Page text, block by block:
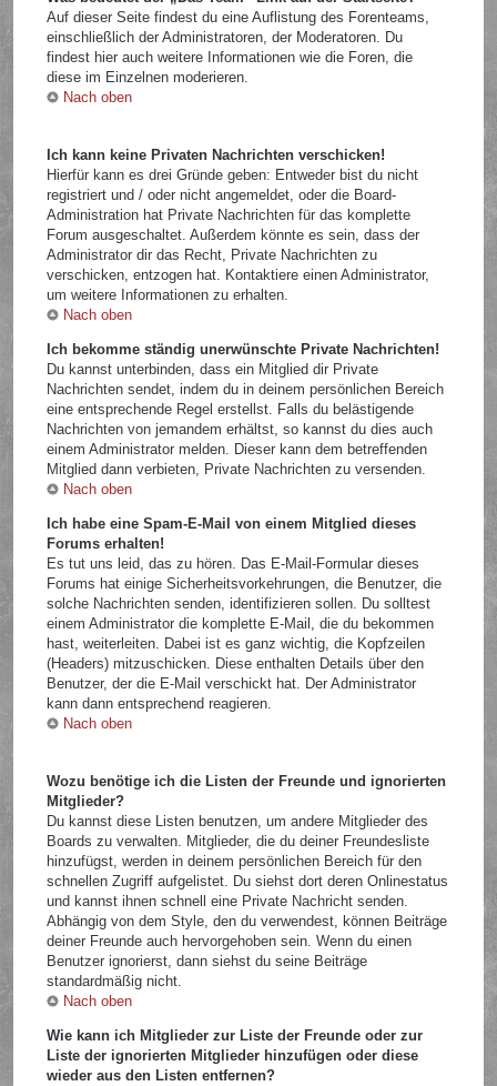
Auf dieser Seite findest du eine Auflistung des Forenteams,
einschließlich der Administratoren, der Moderatoren. Du
findest hier auch weitere Informationen wie die Foren, die
diese im Einzelnen moderieren.
Nach oben
Ich kann keine Privaten Nachrichten verschicken!
Hierfür kann es drei Gründe geben: Entweder bist du nicht
registriert und / oder nicht angemeldet, oder die Board-
Administration hat Private Nachrichten für das komplette
Forum ausgeschaltet. Außerdem könnte es sein, dass der
Administrator dir das Recht, Private Nachrichten zu
verschicken, entzogen hat. Kontaktiere einen Administrator,
um weitere Informationen zu erhalten.
Nach oben
Ich bekomme ständig unerwünschte Private Nachrichten!
Du kannst unterbinden, dass ein Mitglied dir Private
Nachrichten sendet, indem du in deinem persönlichen Bereich
eine entsprechende Regel erstellst. Falls du belästigende
Nachrichten von jemandem erhältst, so kannst du dies auch
einem Administrator melden. Dieser kann dem betreffenden
Mitglied dann verbieten, Private Nachrichten zu versenden.
Nach oben
Ich habe eine Spam-E-Mail von einem Mitglied dieses
Forums erhalten!
Es tut uns leid, das zu hören. Das E-Mail-Formular dieses
Forums hat einige Sicherheitsvorkehrungen, die Benutzer, die
solche Nachrichten senden, identifizieren sollen. Du solltest
einem Administrator die komplette E-Mail, die du bekommen
hast, weiterleiten. Dabei ist es ganz wichtig, die Kopfzeilen
(Headers) mitzuschicken. Diese enthalten Details über den
Benutzer, der die E-Mail verschickt hat. Der Administrator
kann dann entsprechend reagieren.
Nach oben
Wozu benötige ich die Listen der Freunde und ignorierten
Mitglieder?
Du kannst diese Listen benutzen, um andere Mitglieder des
Boards zu verwalten. Mitglieder, die du deiner Freundesliste
hinzufügst, werden in deinem persönlichen Bereich für den
schnellen Zugriff aufgelistet. Du siehst dort deren Onlinestatus
und kannst ihnen schnell eine Private Nachricht senden.
Abhängig von dem Style, den du verwendest, können Beiträge
deiner Freunde auch hervorgehoben sein. Wenn du einen
Benutzer ignorierst, dann siehst du seine Beiträge
standardmäßig nicht.
Nach oben
Wie kann ich Mitglieder zur Liste der Freunde oder zur
Liste der ignorierten Mitglieder hinzufügen oder diese
wieder aus den Listen entfernen?